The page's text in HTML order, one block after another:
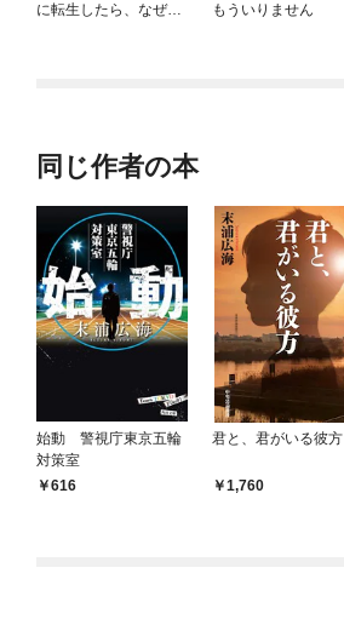
に転生したら、なぜか
もういりません
同じ作者の本
始動 警視庁東京五輪
対策室
616
君と、君がいる彼方
1,760